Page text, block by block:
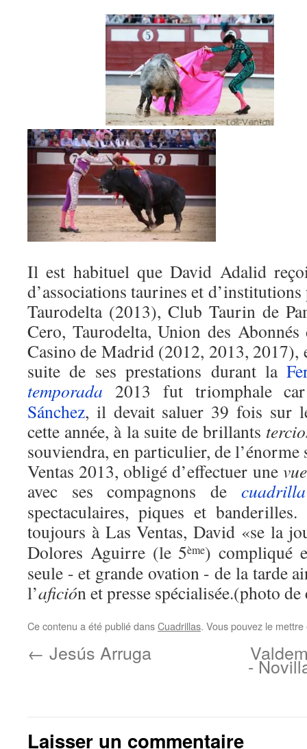
Il est habituel que David Adalid
d’associations taurines et
Taurodelta (2013), Club Taurin de
Cero, Taurodelta, Union des
Casino de Madrid (2012, 2013, 2017),
suite de ses prestations durant la
temporada 2013 fut triomphale
Sánchez, il devait saluer 39 fois sur
cette année, à la suite de brillants
souviendra, en particulier, de l’énorme
Ventas 2013, obligé d’effectuer une
avec ses compagnons de cuadrilla
spectaculaires, piques et
toujours à Las Ventas, David «se la
Dolores Aguirre (le 5ème) compliqué
seule - et grande ovation - de la tarde
l’afición et presse spécialisée.(photo
Ce contenu a été publié dansCuadrillas. Vous pouvez le
← Jesús Arruga
-
Laisser un commentaire